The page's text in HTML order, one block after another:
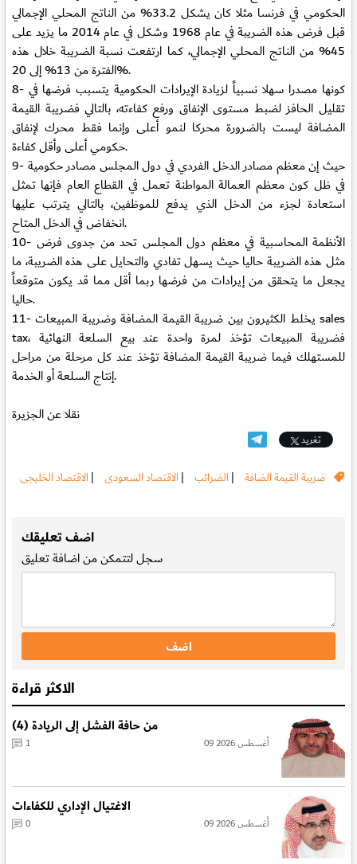
الحكومي في فرنسا مثلا كان يشكل 33.2% من الناتج المحلي الإجمالي
قبل فرض هذه الضريبة في عام 1968 وشكل في عام 2014 ما يزيد على
45% من الناتج المحلي الإجمالي، كما ارتفعت نسبة الضريبة خلال هذه
الفترة من 13% إلى 20%.
8- كونها مصدرا سهلا نسبياً لزيادة الإيرادات الحكومية يتسبب فرضها في
تقليل الحافز لضبط مستوى الإنفاق ورفع كفاءته، بالتالي فضريبة القيمة
المضافة ليست بالضرورة محركا لنمو أعلى وإنما فقط محرك لإنفاق
حكومي أعلى وأقل كفاءة.
9- حيث إن معظم مصادر الدخل الفردي في دول المجلس مصادر حكومية
في ظل كون معظم العمالة المواطنة تعمل في القطاع العام فإنها تمثل
استعادة لجزء من الدخل الذي يدفع للموظفين، بالتالي يترتب عليها
انخفاض في الدخل المتاح.
10- الأنظمة المحاسبية في معظم دول المجلس تحد من جدوى فرض
مثل هذه الضريبة حاليا حيث يسهل تفادي والتحايل على هذه الضريبة، ما
يجعل ما يتحقق من إيرادات من فرضها ربما أقل مما قد يكون متوقعاً
حاليا.
11- يخلط الكثيرون بين ضريبة القيمة المضافة وضريبة المبيعات sales
tax، فضريبة المبيعات تؤخذ لمرة واحدة عند بيع السلعة النهائية
للمستهلك فيما ضريبة القيمة المضافة تؤخذ عند كل مرحلة من مراحل
إنتاج السلعة أو الخدمة.
نقلا عن الجزيرة
تغريد
ضريبة القيمة الضافة | الضرائب | الاقتصاد السعودى | الاقتصاد الخليجى
اضف تعليقك
سجللتتمكن من اضافة تعليق
الاكثر قراءة
من حافة الفشل إلى الريادة (4)
09 أغسطس 2026 1
الاغتيال الإداري للكفاءات
09 أغسطس 2026 0